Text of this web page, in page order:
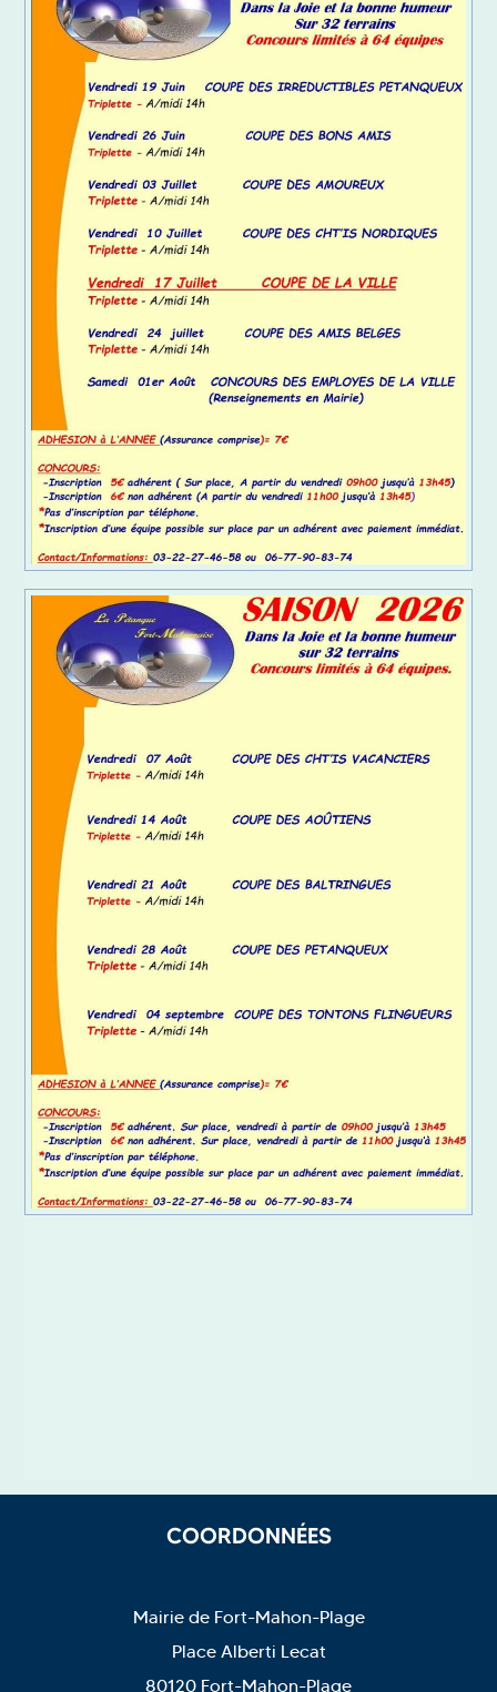
COORDONNÉES
Mairie de Fort-Mahon-Plage
Place Alberti Lecat
80120 Fort-Mahon-Plage